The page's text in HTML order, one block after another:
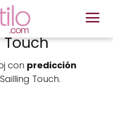
con predicción
Touch.